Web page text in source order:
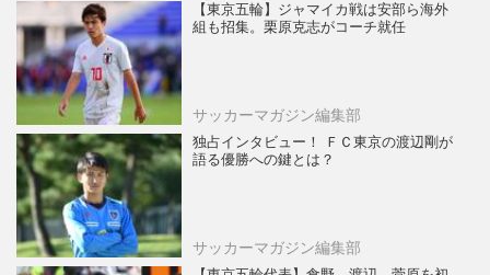
【東京五輪】ジャマイカ戦は安部ら海外
組も招集。栗原克志がコーチ就任
サッカーマガジン編集部
独占インタビュー！ ＦＣ東京の渡辺剛が
語る優勝への鍵とは？
サッカーマガジン編集部